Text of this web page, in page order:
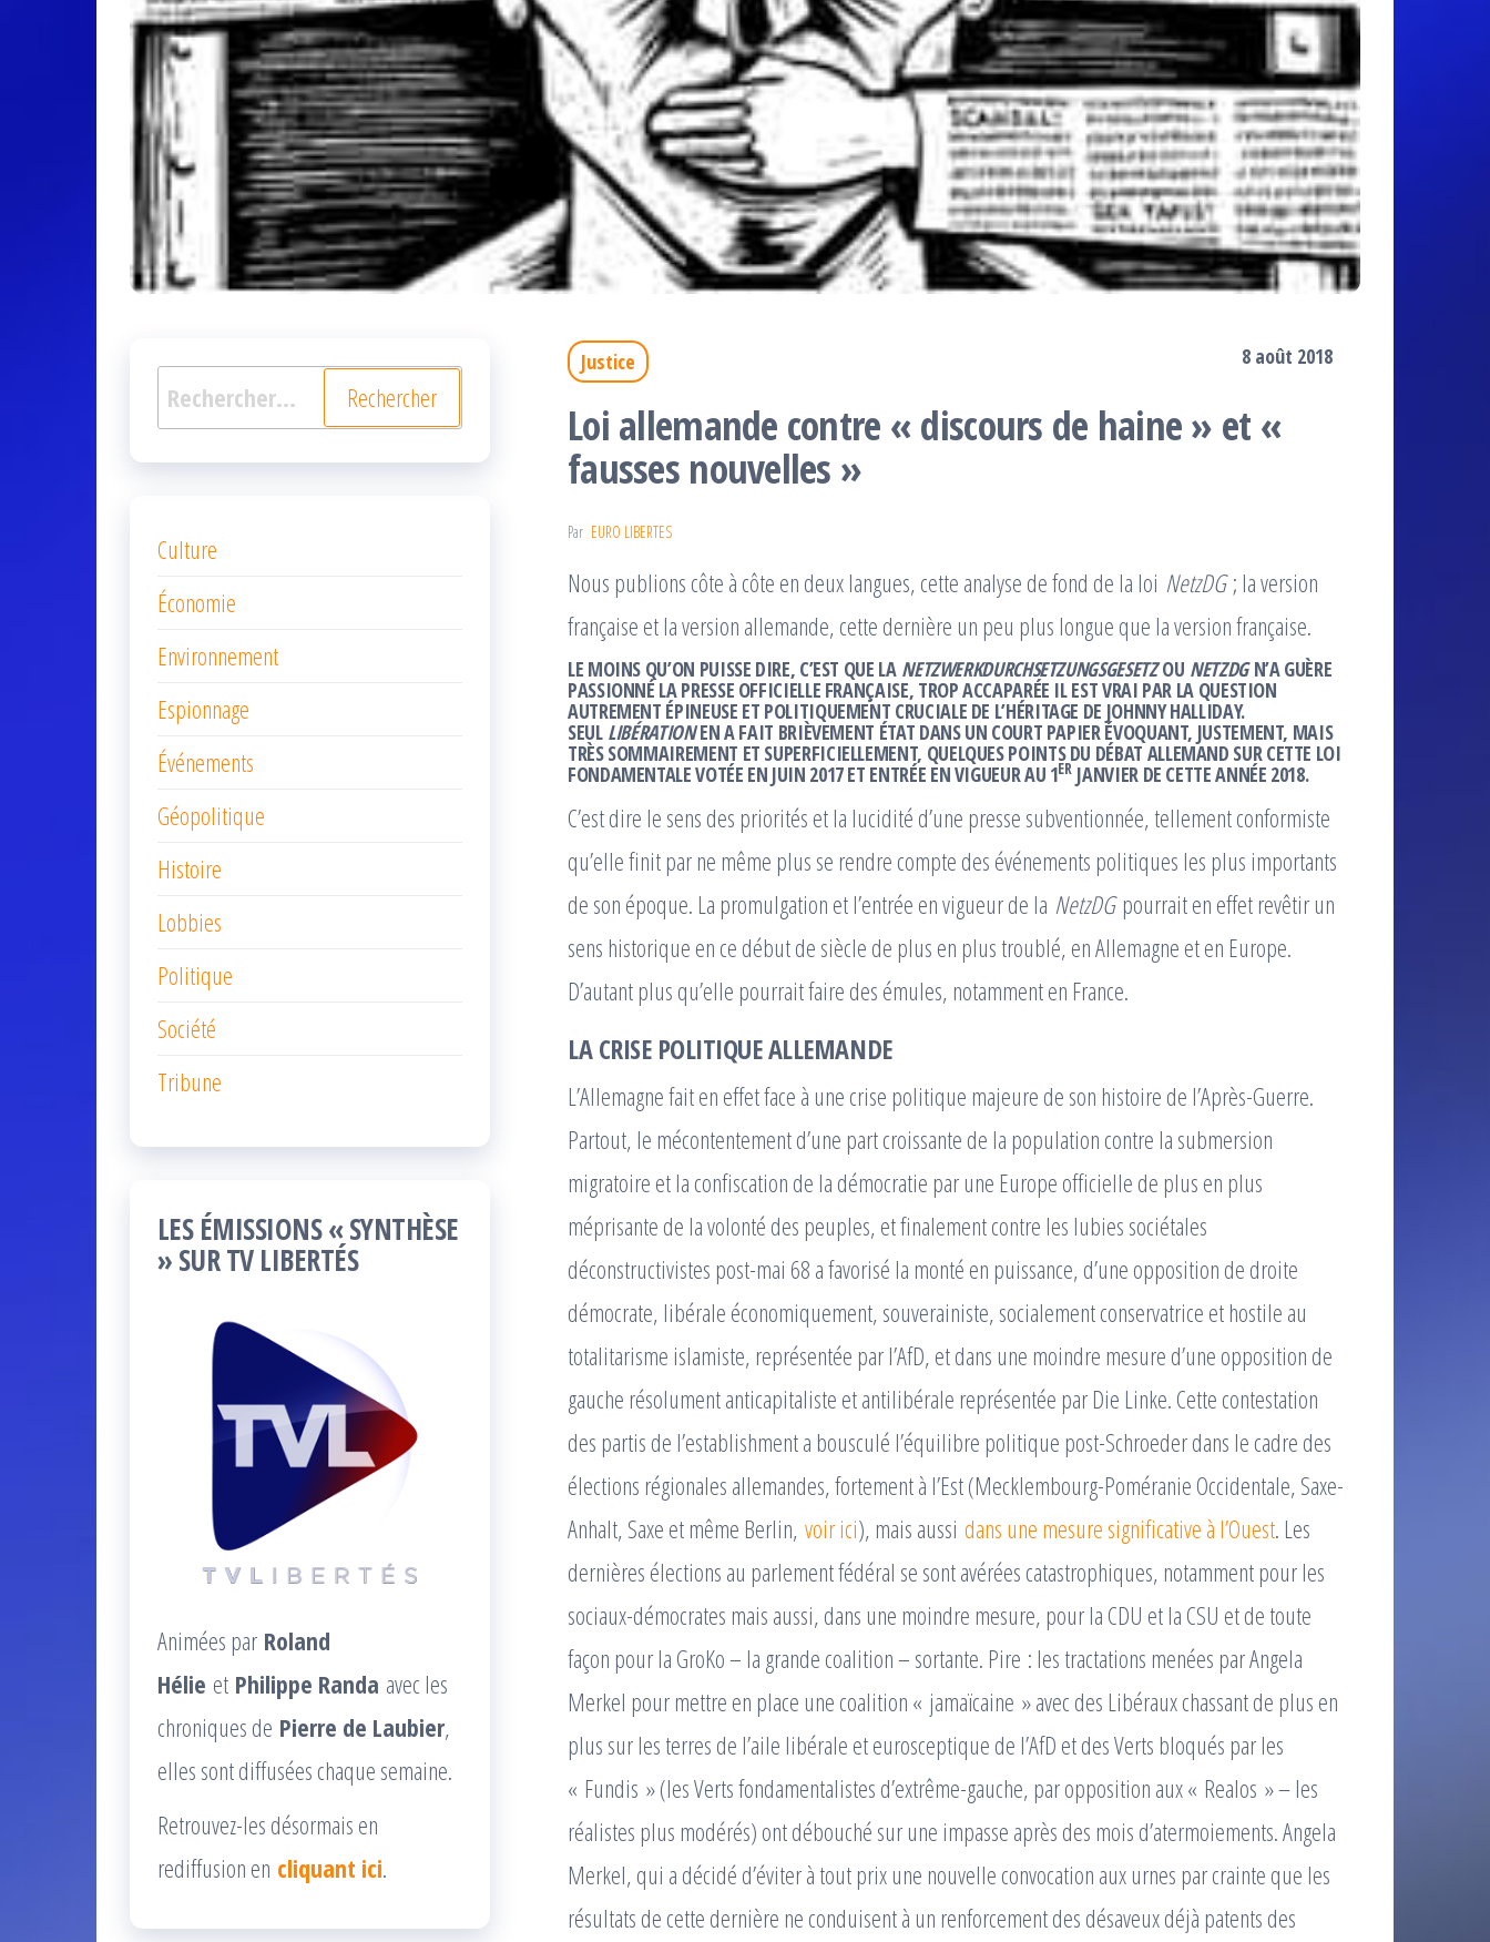
Justice 8 août 2018
Loi allemande contre « discours de haine » et «
fausses nouvelles »
Par EURO LIBERTES
Nous publions côte à côte en deux langues, cette analyse de fond de la loi NetzDG; la version
française et la version allemande, cette dernière un peu plus longue que la version française.
LE MOINS QU’ON PUISSE DIRE, C’EST QUE LA NETZWERKDURCHSETZUNGSGESETZOU NETZDGN’A GUÈRE
PASSIONNÉ LA PRESSE OFFICIELLE FRANÇAISE, TROP ACCAPARÉE IL EST VRAI PAR LA QUESTION
AUTREMENT ÉPINEUSE ET POLITIQUEMENT CRUCIALE DE L’HÉRITAGE DE JOHNNY HALLIDAY.
SEUL LIBÉRATIONEN A FAIT BRIÈVEMENT ÉTAT DANS UN COURT PAPIER ÉVOQUANT, JUSTEMENT, MAIS
TRÈS SOMMAIREMENT ET SUPERFICIELLEMENT, QUELQUES POINTS DU DÉBAT ALLEMAND SUR CETTE LOI
FONDAMENTALE VOTÉE EN JUIN 2017 ET ENTRÉE EN VIGUEUR AU 1ERJANVIER DE CETTE ANNÉE 2018.
C’est dire le sens des priorités et la lucidité d’une presse subventionnée, tellement conformiste
qu’elle finit par ne même plus se rendre compte des événements politiques les plus importants
de son époque. La promulgation et l’entrée en vigueur de la NetzDGpourrait en effet revêtir un
sens historique en ce début de siècle de plus en plus troublé, en Allemagne et en Europe.
D’autant plus qu’elle pourrait faire des émules, notamment en France.
LA CRISE POLITIQUE ALLEMANDE
L’Allemagne fait en effet face à une crise politique majeure de son histoire de l’Après-Guerre.
Partout, le mécontentement d’une part croissante de la population contre la submersion
migratoire et la confiscation de la démocratie par une Europe officielle de plus en plus
méprisante de la volonté des peuples, et finalement contre les lubies sociétales
déconstructivistes post-mai 68 a favorisé la monté en puissance, d’une opposition de droite
démocrate, libérale économiquement, souverainiste, socialement conservatrice et hostile au
totalitarisme islamiste, représentée par l’AfD, et dans une moindre mesure d’une opposition de
gauche résolument anticapitaliste et antilibérale représentée par Die Linke. Cette contestation
des partis de l’establishment a bousculé l’équilibre politique post-Schroeder dans le cadre des
élections régionales allemandes, fortement à l’Est (Mecklembourg-Poméranie Occidentale, Saxe-
Anhalt, Saxe et même Berlin, voir ici), mais aussi dans une mesure significative à l’Ouest. Les
dernières élections au parlement fédéral se sont avérées catastrophiques, notamment pour les
sociaux-démocrates mais aussi, dans une moindre mesure, pour la CDU et la CSU et de toute
façon pour la GroKo – la grande coalition – sortante. Pire : les tractations menées par Angela
Merkel pour mettre en place une coalition « jamaïcaine » avec des Libéraux chassant de plus en
plus sur les terres de l’aile libérale et eurosceptique de l’AfD et des Verts bloqués par les
« Fundis » (les Verts fondamentalistes d’extrême-gauche, par opposition aux « Realos » – les
réalistes plus modérés) ont débouché sur une impasse après des mois d’atermoiements. Angela
Merkel, qui a décidé d’éviter à tout prix une nouvelle convocation aux urnes par crainte que les
résultats de cette dernière ne conduisent à un renforcement des désaveux déjà patents des
Rechercher :
Culture
Économie
Environnement
Espionnage
Événements
Géopolitique
Histoire
Lobbies
Politique
Société
Tribune
LES ÉMISSIONS « SYNTHÈSE
» SUR TV LIBERTÉS
Animées par Roland
Hélie et Philippe Randa avec les
chroniques de Pierre de Laubier,
elles sont diffusées chaque semaine.
Retrouvez-les désormais en
rediffusion en cliquant ici.